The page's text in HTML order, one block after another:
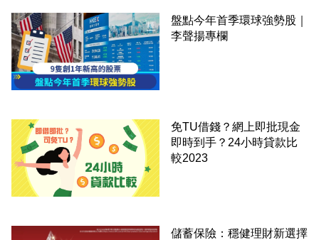
盤點今年首季環球強勢股｜
李聲揚專欄
免TU借錢？網上即批現金
即時到手？24小時貸款比
較2023
儲蓄保險：穩健理財新選擇